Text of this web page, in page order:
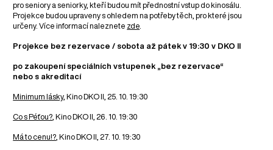
pro seniory a seniorky, kteří budou mít přednostní vstup do kinosálu.
Projekce budou upraveny s ohledem na potřeby těch, pro které jsou
určeny. Více informací naleznete zde
Projekce bez rezervace / sobota až pátek v 19:30 v DKO II
po zakoupení speciálních vstupenek „bez rezervace“
nebo s akreditací
Minimum lásky, Kino DKO II, 25. 10. 19:30
Co s Péťou? , Kino DKO II, 26. 10. 19:30
Má to cenu!? , Kino DKO II, 27. 10. 19:30